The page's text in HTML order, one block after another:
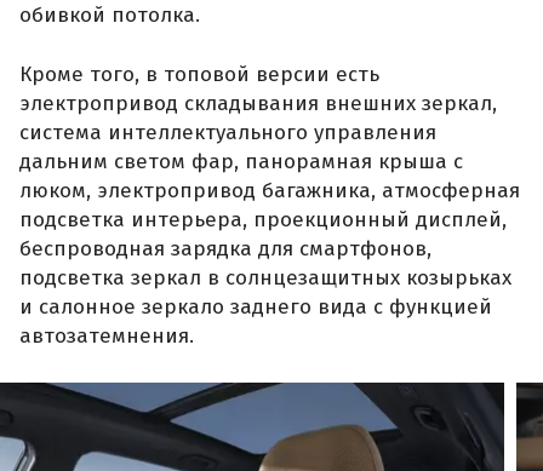
обивкой потолка.
Кроме того, в топовой версии есть
электропривод складывания внешних зеркал,
система интеллектуального управления
дальним светом фар, панорамная крыша с
люком, электропривод багажника, атмосферная
подсветка интерьера, проекционный дисплей,
беспроводная зарядка для смартфонов,
подсветка зеркал в солнцезащитных козырьках
и салонное зеркало заднего вида с функцией
автозатемнения.